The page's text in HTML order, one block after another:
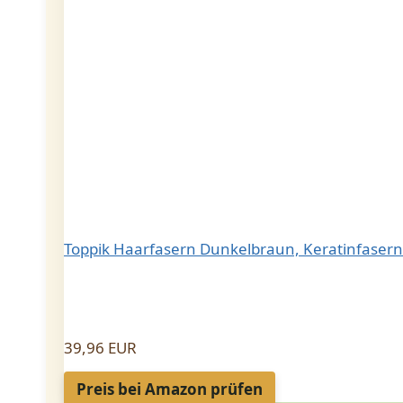
Toppik Haarfasern Dunkelbraun,
39,96 EUR
Preis bei Amazon prüfen